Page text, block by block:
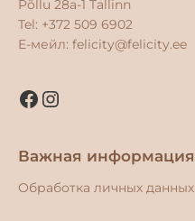
Põllu 28a-1 Tallinn
Tel: +372 509 6902
E-мейл: felicity@felicity.ee
Важная информация
Обработка личных данных